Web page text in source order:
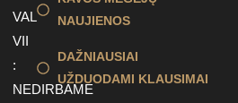
VAL
VII
:
NEDIRBAME
NAUJIENOS
DAŽNIAUSIAI
UŽDUODAMI KLAUSIMAI